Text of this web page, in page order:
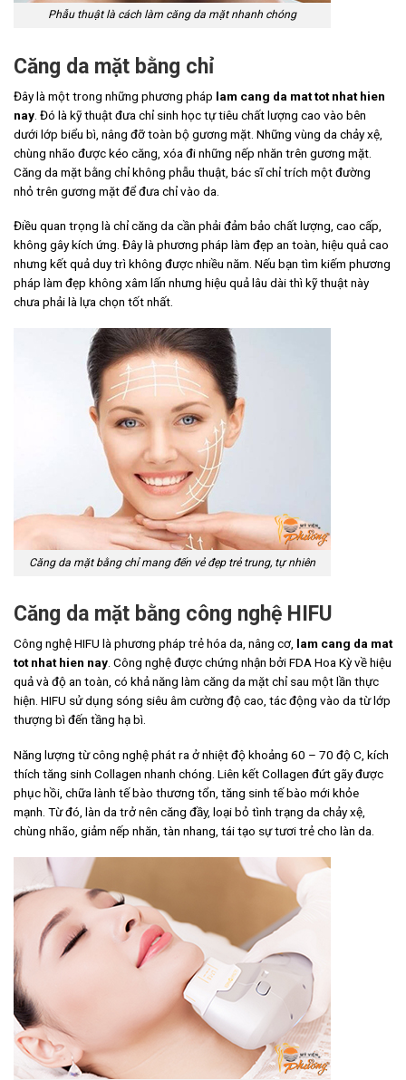
Phẫu thuật là cách làm căng da mặt nhanh chóng
Căng da mặt bằng chỉ
Đây là một trong những phương pháp lam cang da mat tot nhat hien
nay . Đó là kỹ thuật đưa chỉ sinh học tự tiêu chất lượng cao vào bên
dưới lớp biểu bì, nâng đỡ toàn bộ gương mặt. Những vùng da chảy xệ,
chùng nhão được kéo căng, xóa đi những nếp nhăn trên gương mặt.
Căng da mặt bằng chỉ không phẫu thuật, bác sĩ chỉ trích một đường
nhỏ trên gương mặt để đưa chỉ vào da.
Điều quan trọng là chỉ căng da cần phải đảm bảo chất lượng, cao cấp,
không gây kích ứng. Đây là phương pháp làm đẹp an toàn, hiệu quả cao
nhưng kết quả duy trì không được nhiều năm. Nếu bạn tìm kiếm phương
pháp làm đẹp không xâm lấn nhưng hiệu quả lâu dài thì kỹ thuật này
chưa phải là lựa chọn tốt nhất.
Căng da mặt bằng chỉ mang đến vẻ đẹp trẻ trung, tự nhiên
Căng da mặt bằng công nghệ HIFU
Công nghệ HIFU là phương pháp trẻ hóa da, nâng cơ, lam cang da mat
tot nhat hien nay . Công nghệ được chứng nhận bởi FDA Hoa Kỳ về hiệu
quả và độ an toàn, có khả năng làm căng da mặt chỉ sau một lần thực
hiện. HIFU sử dụng sóng siêu âm cường độ cao, tác động vào da từ lớp
thượng bì đến tầng hạ bì.
Năng lượng từ công nghệ phát ra ở nhiệt độ khoảng 60 – 70 độ C, kích
thích tăng sinh Collagen nhanh chóng. Liên kết Collagen đứt gãy được
phục hồi, chữa lành tế bào thương tổn, tăng sinh tế bào mới khỏe
mạnh. Từ đó, làn da trở nên căng đầy, loại bỏ tình trạng da chảy xệ,
chùng nhão, giảm nếp nhăn, tàn nhang, tái tạo sự tươi trẻ cho làn da.